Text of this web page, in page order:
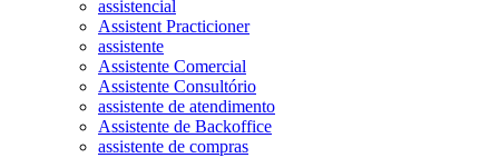
assistencial
Assistent Practicioner
assistente
Assistente Comercial
Assistente Consultório
assistente de atendimento
Assistente de Backoffice
assistente de compras